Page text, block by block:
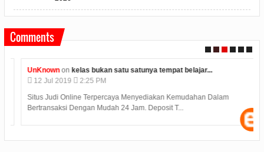
Comments
UnKnownonkelas bukan satu satunya tempat belajar...
12 Jul 2019
2:25 PM
Situs Judi Online Terpercaya Menyediakan Kemudahan Dalam
Bertransaksi Dengan Mudah 24 Jam. Deposit T...